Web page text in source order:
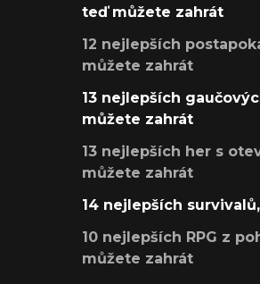
teď můžete zahrát
12 nejlepších
můžete zahrát
13 nejlepších
můžete zahrát
13 nejlepších her s
můžete zahrát
14 nejlepších
10 nejlepších RPG z
můžete zahrát